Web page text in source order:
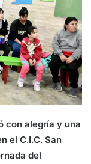
con alegría y una
el C.I.C. San
del